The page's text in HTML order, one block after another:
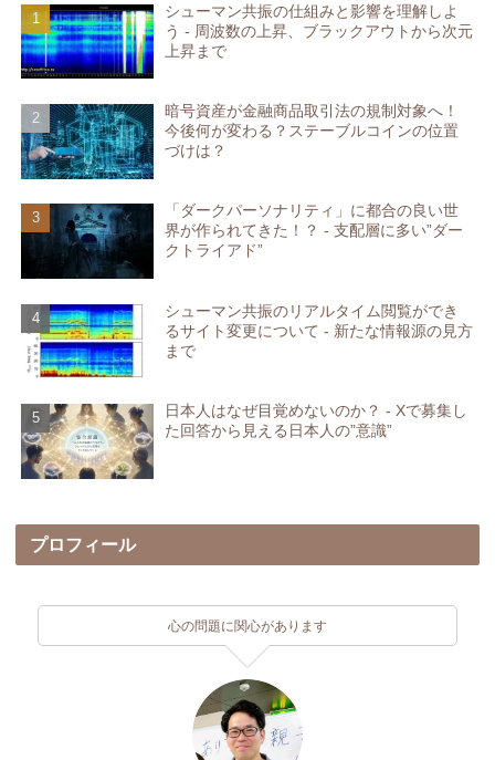
シューマン共振の仕組みと影響を理解しよ
う - 周波数の上昇、ブラックアウトから次元
上昇まで
暗号資産が金融商品取引法の規制対象へ！
今後何が変わる？ステーブルコインの位置
づけは？
「ダークパーソナリティ」に都合の良い世
界が作られてきた！？ - 支配層に多い”ダー
クトライアド”
シューマン共振のリアルタイム閲覧ができ
るサイト変更について - 新たな情報源の見方
まで
日本人はなぜ目覚めないのか？ - Xで募集し
た回答から見える日本人の”意識”
プロフィール
心の問題に関心があります